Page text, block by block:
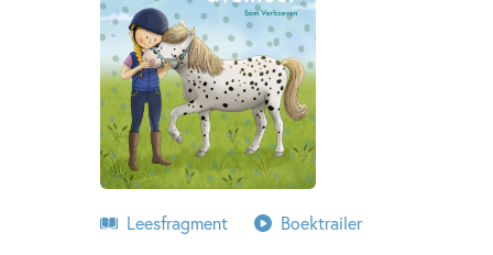
Leesfragment Boektrailer